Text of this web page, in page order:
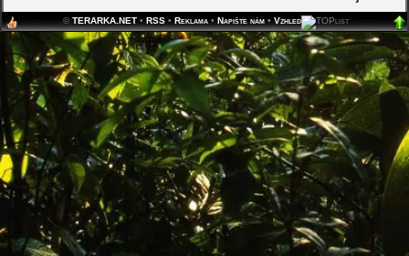
©TERARKA.NET• RSS• Reklama• Napište nám• Vzhled